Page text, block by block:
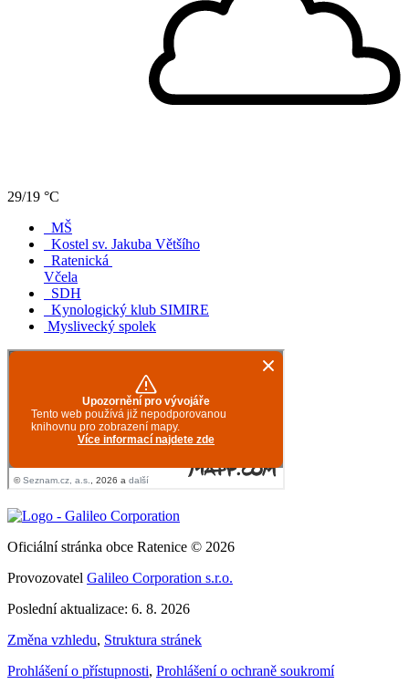
29/19 °C
MŠ
Kostel sv. Jakuba Většího
Ratenická
Včela
SDH
Kynologický klub SIMIRE
Myslivecký spolek
Oficiální stránka obce Ratenice © 2026
Provozovatel Galileo Corporation s.r.o.
Poslední aktualizace: 6. 8. 2026
Změna vzhledu, Struktura stránek
Prohlášení o přístupnosti, Prohlášení o ochraně soukromí